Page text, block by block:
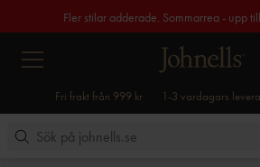
Fler stilar adderade. Sommarrea - upp
Fri frakt från 999 kr 1-3 vardagars